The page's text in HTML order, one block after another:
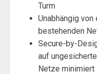
Turm
Unabhängig
bestehenden
Secure-by-
auf
Netze minimiert